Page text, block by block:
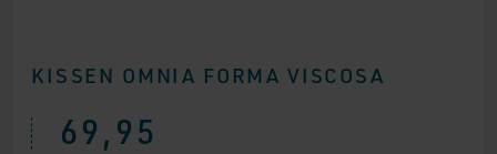
KISSEN OMNIA FORMA VISCOSA
69,95